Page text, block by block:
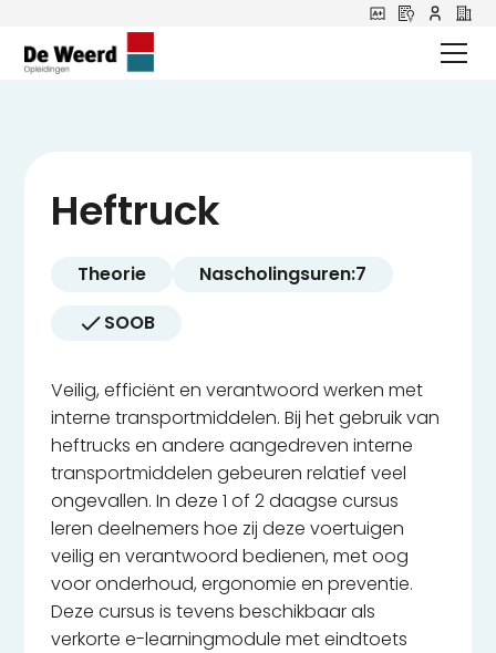
Heftruck
Theorie Nascholingsuren:7
SOOB
Veilig, efficiënt en verantwoord werken met
interne transportmiddelen. Bij het gebruik van
heftrucks en andere aangedreven interne
transportmiddelen gebeuren relatief veel
ongevallen. In deze 1 of 2 daagse cursus
leren deelnemers hoe zij deze voertuigen
veilig en verantwoord bedienen, met oog
voor onderhoud, ergonomie en preventie.
Deze cursus is tevens beschikbaar als
verkorte e-learningmodule met eindtoets